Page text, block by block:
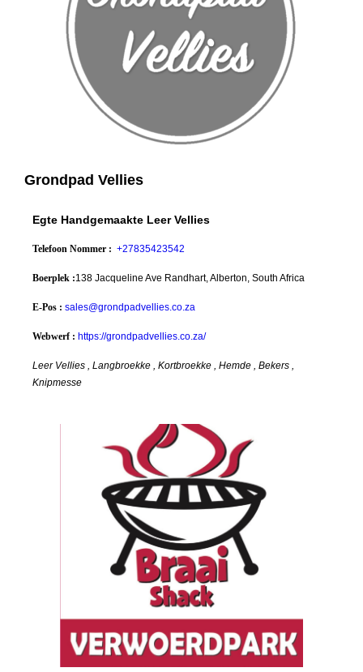
Grondpad Vellies
Egte Handgemaakte Leer Vellies
Telefoon Nommer : +27835423542
Boerplek :138 Jacqueline Ave Randhart, Alberton, South Africa
E-Pos : sales@grondpadvellies.co.za
Webwerf : https://grondpadvellies.co.za/
Leer Vellies , Langbroekke , Kortbroekke , Hemde , Bekers ,
Knipmesse